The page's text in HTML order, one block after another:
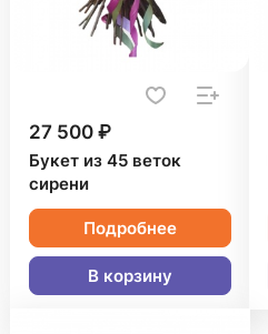
27 500 ₽
Букет из 45 веток
сирени
Подробнее
В корзину